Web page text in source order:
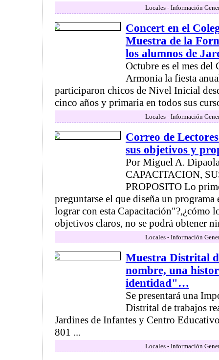
Locales - Información
Concert en el
Muestra de la
los alumnos de
Octubre es el mes
Armonía la fiesta
participaron chicos de Nivel Inicial
cinco años y primaria en todos sus
Locales - Información
Correo de
sus objetivos y
Por Miguel A.
CAPACITACION,
PROPOSITO Lo
preguntarse el que diseña un programa
lograr con esta Capacitación"?,¿cómo
objetivos claros, no se podrá obtener
Locales - Información
Muestra Distrital
nombre, una
identidad"…
Se presentará una
Distrital de trabajos
Jardines de Infantes y Centro
801 ...
Locales - Información